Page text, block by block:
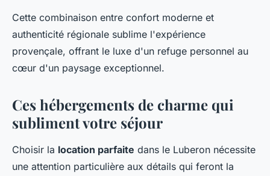
Cette combinaison entre confort moderne et
authenticité régionale sublime l'expérience
provençale, offrant le luxe d'un refuge personnel au
cœur d'un paysage exceptionnel.
Ces hébergements de charme qui
subliment votre séjour
Choisir la location parfaite dans le Luberon nécessite
une attention particulière aux détails qui feront la